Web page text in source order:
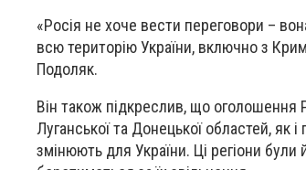
«Росія не хоче вести переговори –
всю територію України, включно з
Подоляк.
Він також підкреслив, що оголошення
Луганської та Донецької областей, як
змінюють для України. Ці регіони були